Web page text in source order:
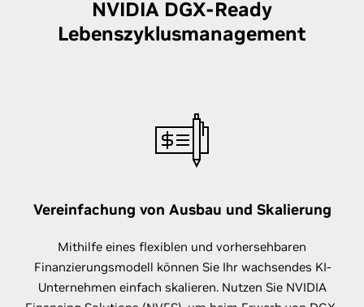
NVIDIA DGX-Ready
Lebenszyklusmanagement
Vereinfachung von Ausbau und Skalierung
Mithilfe eines flexiblen und vorhersehbaren
Finanzierungsmodell können Sie Ihr wachsendes KI-
Unternehmen einfach skalieren. Nutzen Sie NVIDIA